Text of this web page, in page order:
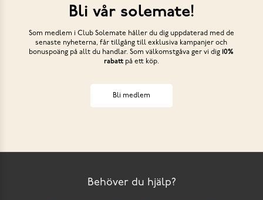
Bli vår solemate!
Som medlem i Club Solemate håller du dig uppdaterad med de
senaste nyheterna, får tillgång till exklusiva kampanjer och
bonuspoäng på allt du handlar. Som välkomstgåva ger vi dig 10%
rabattpå ett köp.
Bli medlem
Behöver du hjälp?